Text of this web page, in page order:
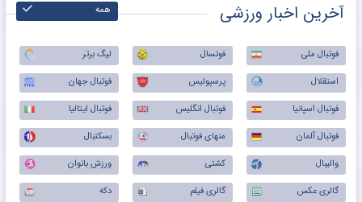
آخرین اخبار ورزشی همه
فوتبال ملی فوتسال
لیگ برتر
استقلال
پرسپولیس
فوتبال جهان
فوتبال اسپانیا
فوتبال انگلیس
فوتبال ایتالیا
فوتبال آلمان
منهای فوتبال
بسکتبال
والیبال
کشتی
ورزش بانوان
گالری عکس
گالری فیلم دکه